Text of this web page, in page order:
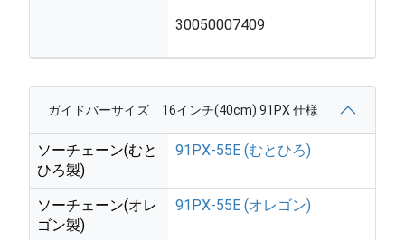
30050007409
ガイドバーサイズ 16インチ(40cm) 91PX 仕様
ソーチェーン(むと
ひろ製)
91PX-55E (むとひろ)
ソーチェーン(オレ
ゴン製)
91PX-55E (オレゴン)